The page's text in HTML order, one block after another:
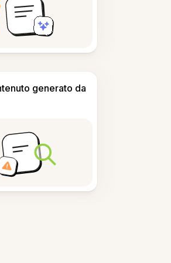
generato da